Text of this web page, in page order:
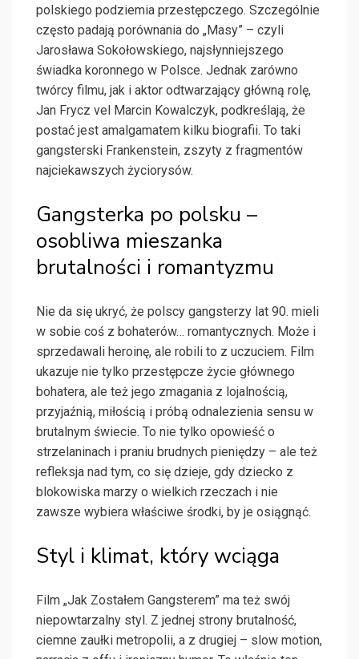
polskiego podziemia przestępczego. Szczególnie
często padają porównania do „Masy” – czyli
Jarosława Sokołowskiego, najsłynniejszego
świadka koronnego w Polsce. Jednak zarówno
twórcy filmu, jak i aktor odtwarzający główną rolę,
Jan Frycz vel Marcin Kowalczyk, podkreślają, że
postać jest amalgamatem kilku biografii. To taki
gangsterski Frankenstein, zszyty z fragmentów
najciekawszych życiorysów.
Gangsterka po polsku –
osobliwa mieszanka
brutalności i romantyzmu
Nie da się ukryć, że polscy gangsterzy lat 90. mieli
w sobie coś z bohaterów… romantycznych. Może i
sprzedawali heroinę, ale robili to z uczuciem. Film
ukazuje nie tylko przestępcze życie głównego
bohatera, ale też jego zmagania z lojalnością,
przyjaźnią, miłością i próbą odnalezienia sensu w
brutalnym świecie. To nie tylko opowieść o
strzelaninach i praniu brudnych pieniędzy – ale też
refleksja nad tym, co się dzieje, gdy dziecko z
blokowiska marzy o wielkich rzeczach i nie
zawsze wybiera właściwe środki, by je osiągnąć.
Styl i klimat, który wciąga
Film „Jak Zostałem Gangsterem” ma też swój
niepowtarzalny styl. Z jednej strony brutalność,
ciemne zaułki metropolii, a z drugiej – slow motion,